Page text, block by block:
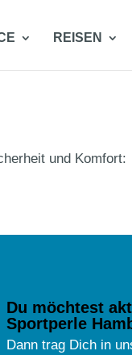
REISEN
und Komfort:
Du möchtest
Sportperle
Dann trag Dich in